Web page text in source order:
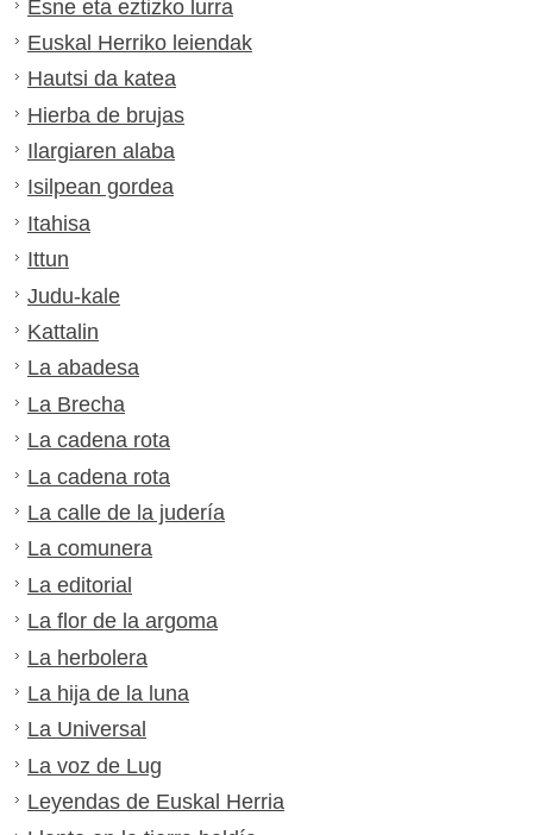
Esne eta eztizko lurra
Euskal Herriko leiendak
Hautsi da katea
Hierba de brujas
Ilargiaren alaba
Isilpean gordea
Itahisa
Ittun
Judu-kale
Kattalin
La abadesa
La Brecha
La cadena rota
La cadena rota
La calle de la judería
La comunera
La editorial
La flor de la argoma
La herbolera
La hija de la luna
La Universal
La voz de Lug
Leyendas de Euskal Herria